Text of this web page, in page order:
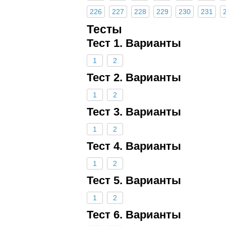
226 227 228 229 230 231
Тесты
Тест 1. Варианты
1 2
Тест 2. Варианты
1 2
Тест 3. Варианты
1 2
Тест 4. Варианты
1 2
Тест 5. Варианты
1 2
Тест 6. Варианты